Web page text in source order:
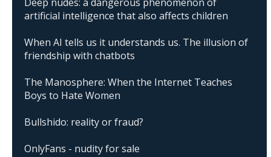
artificial intelligence that also affects children
When AI tells us it understands us. The illusion of
friendship with chatbots
The Manosphere: When the Internet Teaches
Boys to Hate Women
Bullshido: reality or fraud?
OnlyFans - nudity for sale